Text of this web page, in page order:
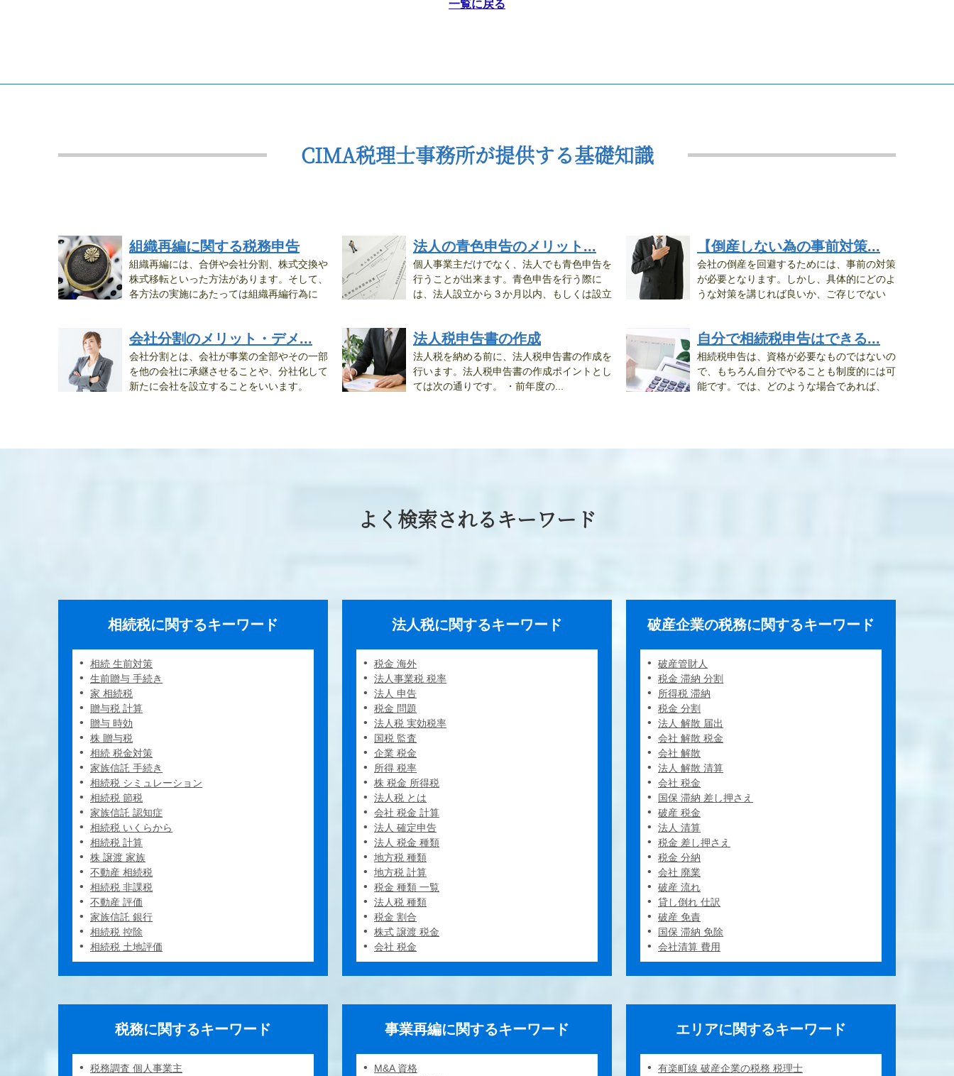
一覧に戻る
CIMA税理士事務所が提供する基礎知識
組織再編に関する税務申告
組織再編には、合併や会社分割、株式交換や
株式移転といった方法があります。そして、
各方法の実施にあたっては組織再編行為に
法人の青色申告のメリット...
個人事業主だけでなく、法人でも青色申告を
行うことが出来ます。青色申告を行う際に
は、法人設立から３か月以内、もしくは設立
【倒産しない為の事前対策...
会社の倒産を回避するためには、事前の対策
が必要となります。しかし、具体的にどのよ
うな対策を講じれば良いか、ご存じでない
会社分割のメリット・デメ...
会社分割とは、会社が事業の全部やその一部
を他の会社に承継させることや、分社化して
新たに会社を設立することをいいます。
法人税申告書の作成
法人税を納める前に、法人税申告書の作成を
行います。法人税申告書の作成ポイントとし
ては次の通りです。 ・前年度の...
自分で相続税申告はできる...
相続税申告は、資格が必要なものではないの
で、もちろん自分でやることも制度的には可
能です。では、どのような場合であれば、
よく検索されるキーワード
相続税に関するキーワード
相続 生前対策
生前贈与 手続き
家 相続税
贈与税 計算
贈与 時効
株 贈与税
相続 税金対策
家族信託 手続き
相続税 シミュレーション
相続税 節税
家族信託 認知症
相続税 いくらから
相続税 計算
株 譲渡 家族
不動産 相続税
相続税 非課税
不動産 評価
家族信託 銀行
相続税 控除
相続税 土地評価
法人税に関するキーワード
税金 海外
法人事業税 税率
法人 申告
税金 問題
法人税 実効税率
国税 監査
企業 税金
所得 税率
株 税金 所得税
法人税 とは
会社 税金 計算
法人 確定申告
法人 税金 種類
地方税 種類
地方税 計算
税金 種類 一覧
法人税 種類
税金 割合
株式 譲渡 税金
会社 税金
破産企業の税務に関するキーワード
破産管財人
税金 滞納 分割
所得税 滞納
税金 分割
法人 解散 届出
会社 解散 税金
会社 解散
法人 解散 清算
会社 税金
国保 滞納 差し押さえ
破産 税金
法人 清算
税金 差し押さえ
税金 分納
会社 廃業
破産 流れ
貸し倒れ 仕訳
破産 免責
国保 滞納 免除
会社清算 費用
税務に関するキーワード
税務調査 個人事業主
事業再編に関するキーワード
M&A 資格
エリアに関するキーワード
有楽町線 破産企業の税務 税理士